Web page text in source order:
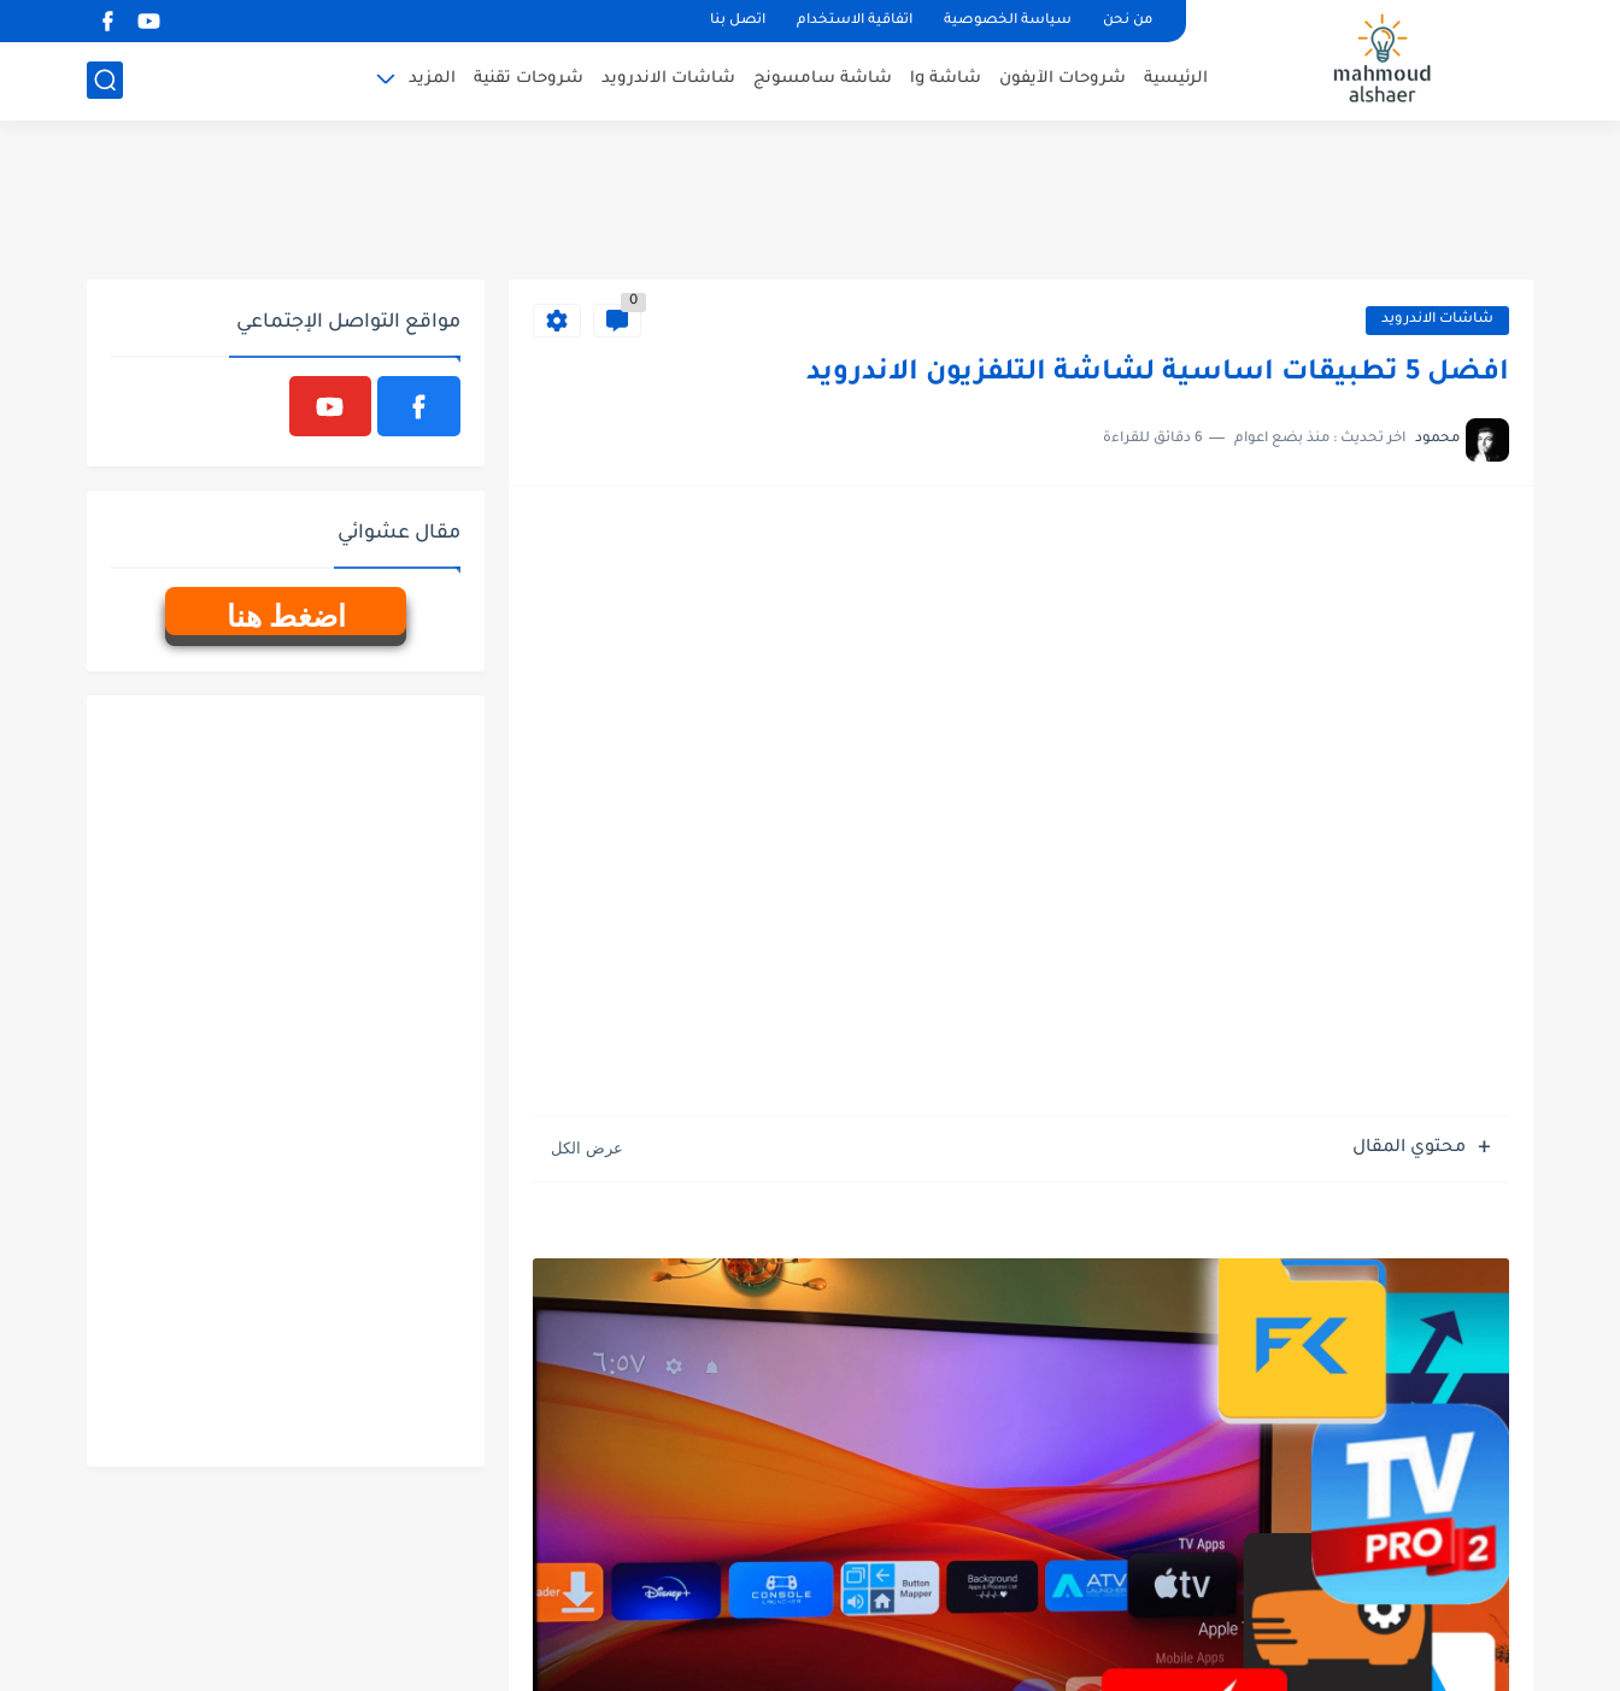
من نحن سياسة الخصوصية اتفاقية الاستخدام اتصل بنا
الرئيسية شروحات الآيفون شاشة lg شاشة سامسونج شاشات الاندرويد شروحات تقنية المزيد
شاشات الاندرويد
0
افضل 5 تطبيقات اساسية لشاشة التلفزيون الاندرويد
محمود اخر تحديث : منذ بضع اعوام 6 دقائق للقراءة
محتوي المقال
مواقع التواصل الإجتماعي
مقال عشوائي
اضغط هنا